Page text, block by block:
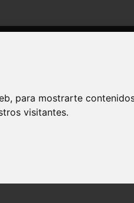
para mostrarte
visitantes.